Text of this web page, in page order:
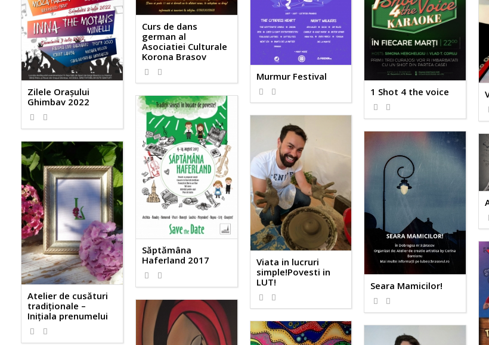
Zilele Orașului
Ghimbav 2022
Curs de dans
german al
Asociatiei Culturale
Korona Brasov
Murmur Festival
1 Shot 4 the voice
Săptămâna
Haferland 2017
Viata in lucruri
simple!Povesti in
LUT!
Seara Mamicilor!
Atelier de cusături
tradiționale –
Inițiala prenumelui